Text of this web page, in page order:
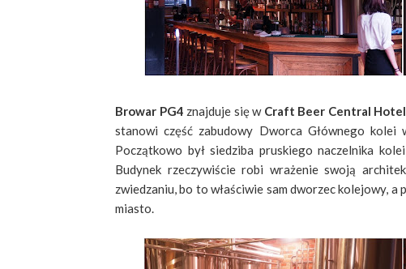
Browar PG4 znajduje się w Craft Beer Central
stanowi część zabudowy Dworca Głównego
Początkowo był siedziba pruskiego naczelnika
Budynek rzeczywiście robi wrażenie swoją
zwiedzaniu, bo to właściwie sam dworzec kolejowy,
miasto.